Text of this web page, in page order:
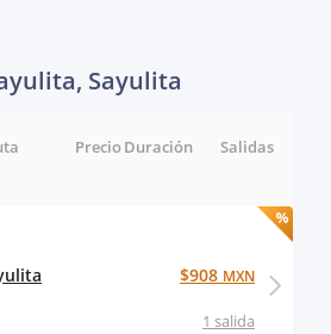
Sayulita
Salidas
Duración
Precio
1 salida
$908 MXN